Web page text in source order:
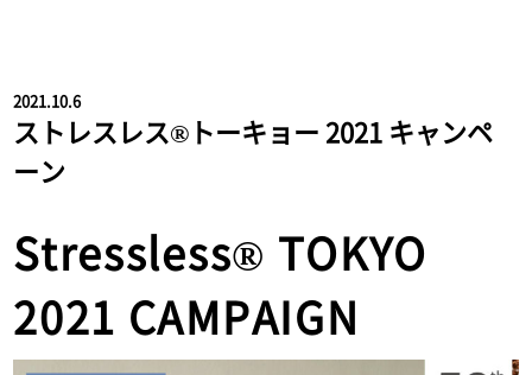
2021.10.6
ストレスレス®トーキョー 2021 キャンペ
ーン
Stressless® TOKYO
2021 CAMPAIGN